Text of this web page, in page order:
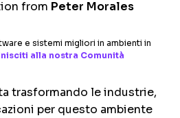
from Peter Morales
e sistemi migliori in ambienti in
alla nostra Comunità
trasformando le industrie,
per questo ambiente